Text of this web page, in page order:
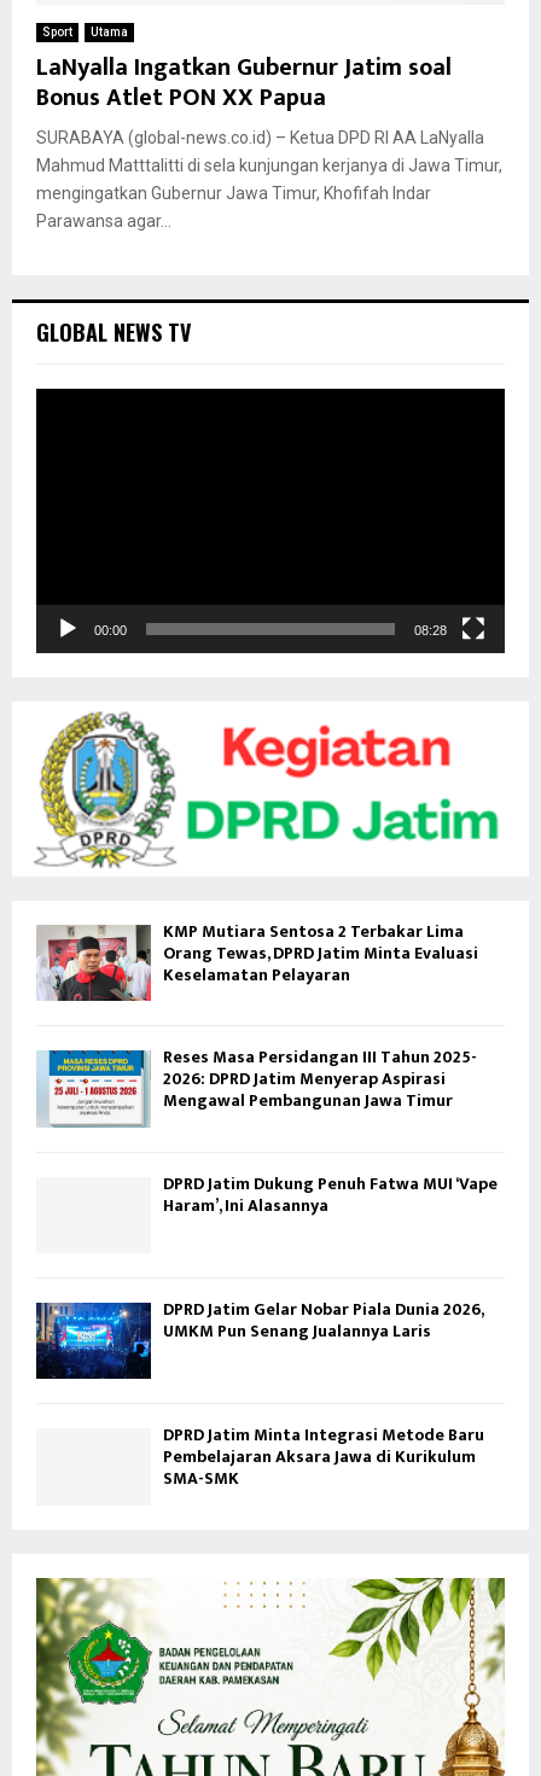
Sport Utama
LaNyalla Ingatkan Gubernur Jatim soal
Bonus Atlet PON XX Papua
SURABAYA (global-news.co.id) – Ketua DPD RI AA LaNyalla
Mahmud Matttalitti di sela kunjungan kerjanya di Jawa Timur,
mengingatkan Gubernur Jawa Timur, Khofifah Indar
Parawansa agar...
GLOBAL NEWS TV
i
e
00:00 08:28
KMP Mutiara Sentosa 2 Terbakar Lima
Orang Tewas, DPRD Jatim Minta Evaluasi
Keselamatan Pelayaran
Reses Masa Persidangan III Tahun 2025-
2026: DPRD Jatim Menyerap Aspirasi
Mengawal Pembangunan Jawa Timur
DPRD Jatim Dukung Penuh Fatwa MUI ‘Vape
Haram’, Ini Alasannya
DPRD Jatim Gelar Nobar Piala Dunia 2026,
UMKM Pun Senang Jualannya Laris
DPRD Jatim Minta Integrasi Metode Baru
Pembelajaran Aksara Jawa di Kurikulum
SMA-SMK